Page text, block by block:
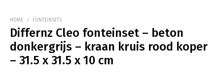
HOME / FONTEINSETS
Differnz Cleo fonteinset – beton
donkergrijs – kraan kruis rood koper
– 31.5 x 31.5 x 10 cm